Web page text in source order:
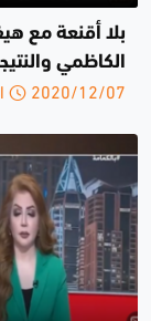
الكاظمي
2020/12/07 الإثنين 13:16 م